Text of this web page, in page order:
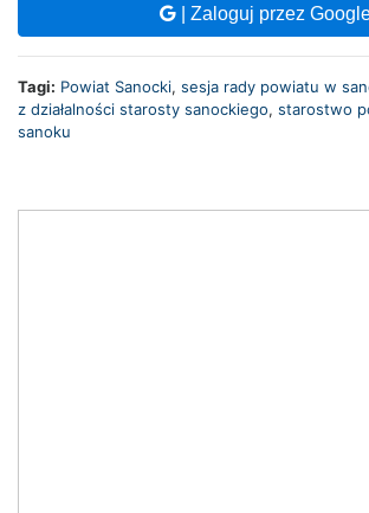
| Zaloguj przez
Tagi: Powiat Sanocki, sesja rady powiatu w
z działalności starosty sanockiego, starostwo
sanoku